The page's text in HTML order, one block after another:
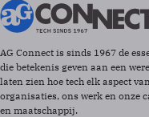
AG Connect is sinds 1967 de
die betekenis geven aan een
laten zien hoe tech elk aspect
organisaties, ons werk en onze
en maatschappij.